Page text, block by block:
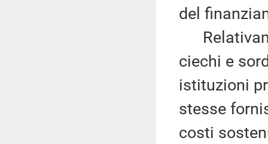
del
ciechi e
istituzioni
stesse
costi